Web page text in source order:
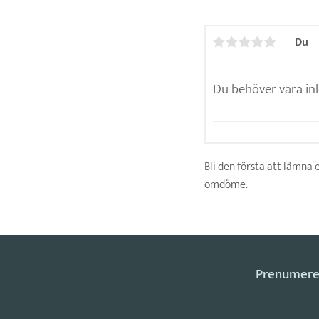
Du
Bli den första att lämna
omdöme.